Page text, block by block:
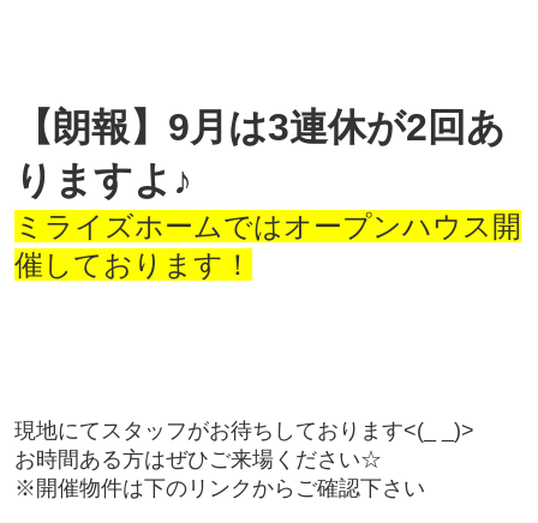
【朗報】 9月は3連休が2回あ
りますよ♪
ミライズホームではオープンハウス開
催しております！
現地にてスタッフがお待ちしております<(_ _)>
お時間ある方はぜひご来場ください☆
※開催物件は下のリンクからご確認下さい